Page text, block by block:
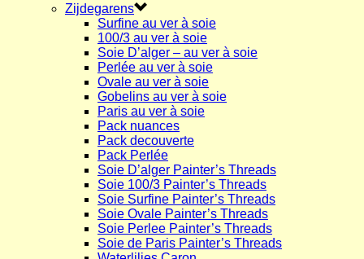
Zijdegarens
Surfine au ver à soie
100/3 au ver à soie
Soie D’alger – au ver à soie
Perlée au ver à soie
Ovale au ver à soie
Gobelins au ver à soie
Paris au ver à soie
Pack nuances
Pack decouverte
Pack Perlée
Soie D’alger Painter’s Threads
Soie 100/3 Painter’s Threads
Soie Surfine Painter’s Threads
Soie Ovale Painter’s Threads
Soie Perlee Painter’s Threads
Soie de Paris Painter’s Threads